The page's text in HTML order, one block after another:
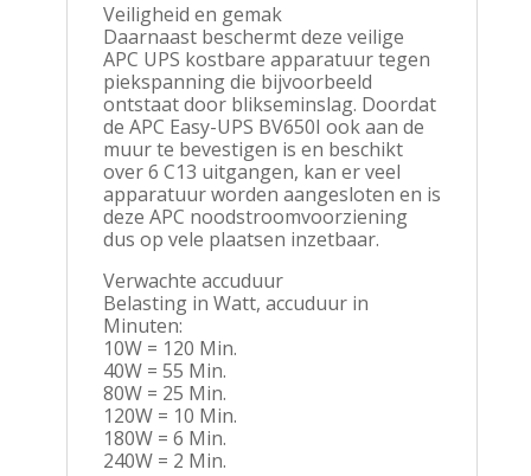
Veiligheid en gemak
Daarnaast beschermt deze veilige
APC UPS kostbare apparatuur tegen
piekspanning die bijvoorbeeld
ontstaat door blikseminslag. Doordat
de APC Easy-UPS BV650I ook aan de
muur te bevestigen is en beschikt
over 6 C13 uitgangen, kan er veel
apparatuur worden aangesloten en is
deze APC noodstroomvoorziening
dus op vele plaatsen inzetbaar.
Verwachte accuduur
Belasting in Watt, accuduur in
Minuten:
10W = 120 Min.
40W = 55 Min.
80W = 25 Min.
120W = 10 Min.
180W = 6 Min.
240W = 2 Min.